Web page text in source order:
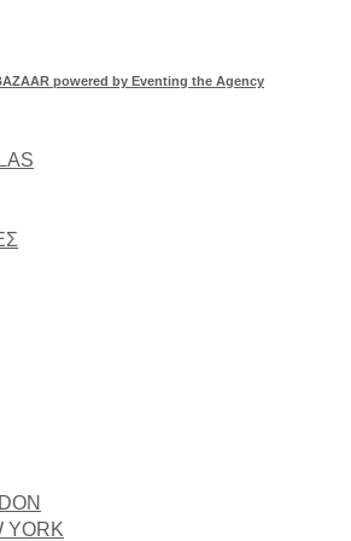
powered by Eventing the Agency
YORK